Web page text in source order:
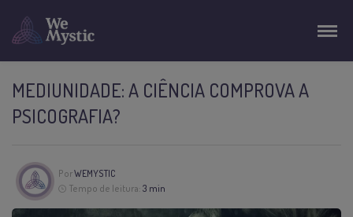
MEDIUNIDADE: A CIÊNCIA COMPROVA A
PSICOGRAFIA?
PorWEMYSTIC
Tempo de leitura: 3 min